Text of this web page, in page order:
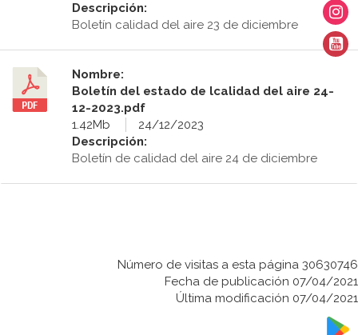
Descripción:
Boletín calidad del aire 23 de diciembre
Nombre:
Boletín del estado de lcalidad del aire 24-
12-2023.pdf
1.42Mb
24/12/2023
Descripción:
Boletín de calidad del aire 24 de diciembre
Número de visitas a esta página 30630746
Fecha de publicación 07/04/2021
Última modificación 07/04/2021